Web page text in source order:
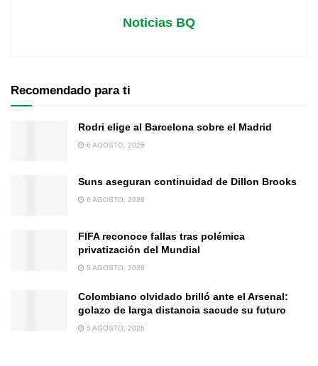
Noticias BQ
Recomendado para ti
Rodri elige al Barcelona sobre el Madrid
6 AGOSTO, 2026
Suns aseguran continuidad de Dillon Brooks
6 AGOSTO, 2026
FIFA reconoce fallas tras polémica
privatización del Mundial
5 AGOSTO, 2026
Colombiano olvidado brilló ante el Arsenal:
golazo de larga distancia sacude su futuro
5 AGOSTO, 2026